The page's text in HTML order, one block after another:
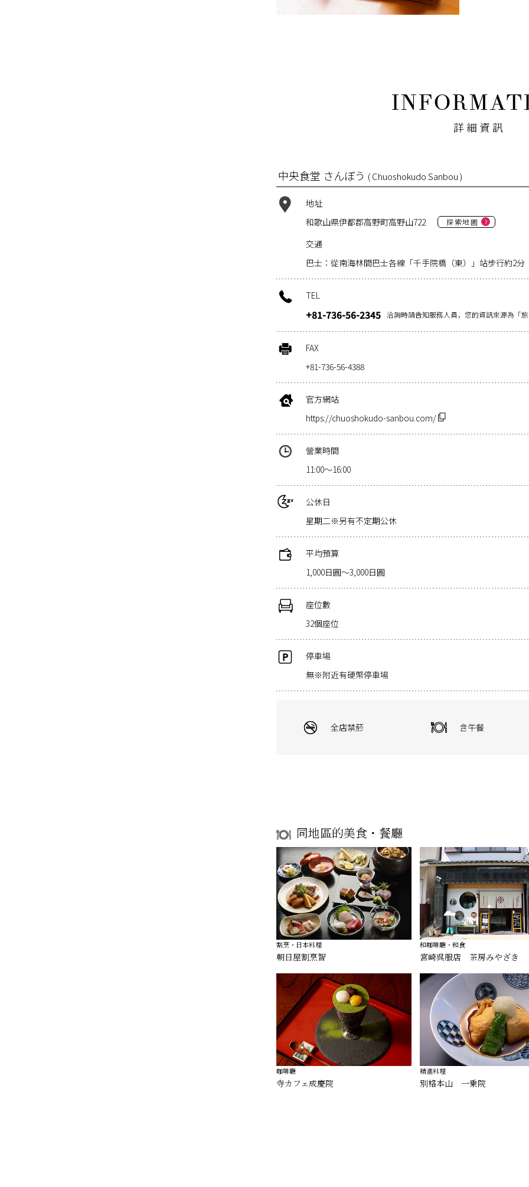
詳細資訊
中央食堂 さんぼう ( Chuoshokudo Sanbou )
地址
和歌山県伊都郡高野町高野山722
探索地圖
交通
巴士：從南海林間巴士各線「千手院橋（東）」站步行約2分
TEL
+81-736-56-2345 洽詢時請告知服務人員，您的資訊來源為「
FAX
+81-736-56-4388
官方網站
https://chuoshokudo-sanbou.com/
營業時間
11:00～16:00
公休日
星期二※另有不定期公休
平均預算
1,000日圓～3,000日圓
座位數
32個座位
停車場
無※附近有硬幣停車場
全店禁菸 含午餐
同地區的美食・餐廳
割烹・日本料理
朝日屋割烹智
和咖啡廳・和食
宮崎呉服店 茶房みやざき
咖啡廳
寺カフェ成慶院
精進料理
別格本山 一乗院